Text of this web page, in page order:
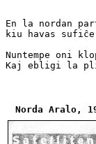
En la nordan
kiu havas
Nuntempe oni
Kaj ebligi la
Norda Aralo,